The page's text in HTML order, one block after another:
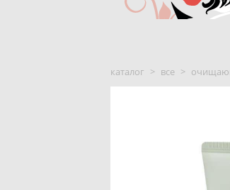
каталог > все >